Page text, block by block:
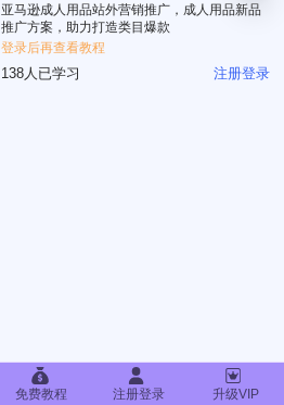
亚马逊成人用品站外营销推广，成人用品新品
推广方案，助力打造类目爆款
登录后再查看教程
138人已学习 注册登录
免费教程 注册登录 升级VIP